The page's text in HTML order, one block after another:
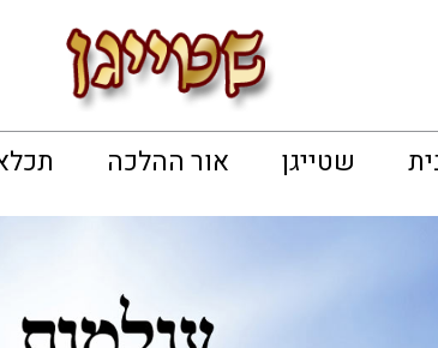
שטייגן אור ההלכה